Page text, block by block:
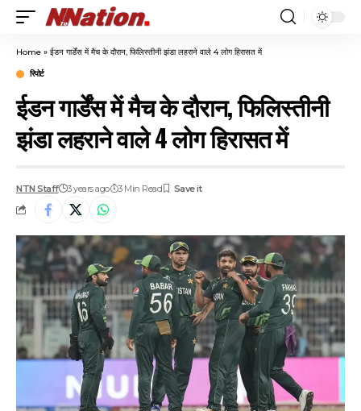
Home » ईडन गार्डेंस में मैच के दौरान, फिलिस्तीनी झंडा लहराने वाले 4 लोग हिरासत में
रिपोर्ट
ईडन गार्डेंस में मैच के दौरान, फिलिस्तीनी
झंडा लहराने वाले 4 लोग हिरासत में
NTN Staff 3 years ago 3 Min Read